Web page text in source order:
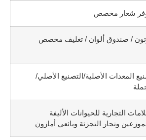
شعار مخصص
/ صندوق ألوان / تغليف مخصص
المعدات الأصلية/التصنيع الأصلي/
التجارية للحيوانات الأليفة
وتجار التجزئة وبائعي أمازون